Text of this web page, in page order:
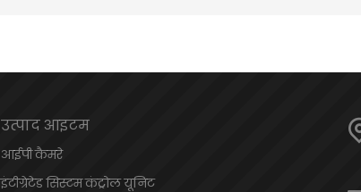
उत्पाद आइटम
आईपी ​​कैमरे
इंटीग्रेटेड सिस्टम कंट्रोल यूनिट